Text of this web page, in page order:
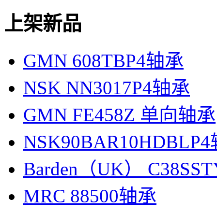
上架新品
GMN 608TBP4轴承
NSK NN3017P4轴承
GMN FE458Z 单向轴承
NSK90BAR10HDBLP4
Barden（UK）
MRC 88500轴承